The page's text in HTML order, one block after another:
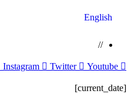
English
//
Instagram Twitter Youtube
[current_date]